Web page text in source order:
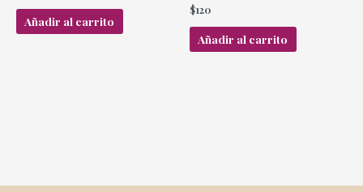
Añadir al carrito
$120
Añadir al carrito